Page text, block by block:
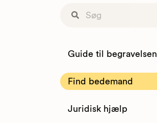
Guide til begravelsen
Find bedemand
Juridisk hjælp